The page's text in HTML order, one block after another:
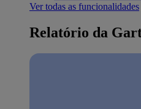
Ver todas as funcionalidades
Relatório da